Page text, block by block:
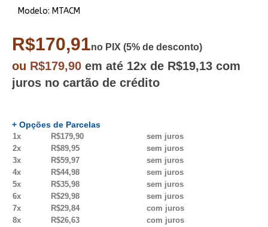
Modelo: MTACM
R$170,91no PIX (5% de desconto)
ou R$179,90 em até 12x de R$19,13 com
juros no cartão de crédito
+ Opções de Parcelas
1x R$179,90
sem juros
2x
R$89,95
sem juros
3x
R$59,97
sem juros
4x
R$44,98
sem juros
5x
R$35,98
sem juros
6x
R$29,98
sem juros
7x
R$29,84
com juros
8x
R$26,63
com juros